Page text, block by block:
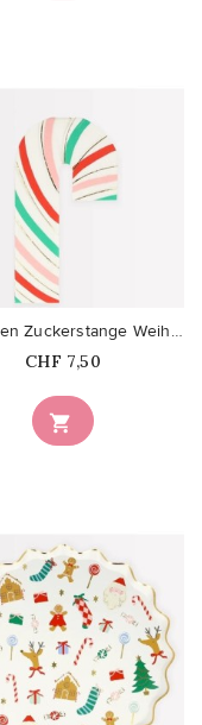

Servietten Zuckerstange Weihnachten
Price
CHF 7,50